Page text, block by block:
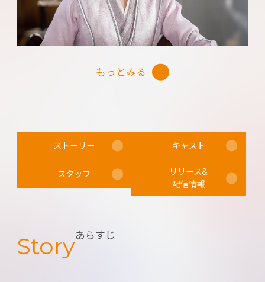
生如故（原題）」など話題作に次々と出演。
Disney＋で配信される初の中国ドラマとして話題
を集める「恋する美食の宮廷記」では主演に抜
語～」など数多くの話題作に出演する実力派若手
女優ブー・グァンジン（卜冠今）。「ミステリー
IN 上海 Miss Sの探偵ファイル」でのコミカルな演
技が話題を呼び、日本でも抜群の知名度を誇る女
もっとみる
ストーリー キャスト
スタッフ
リリース&
配信情報
Storyあらすじ